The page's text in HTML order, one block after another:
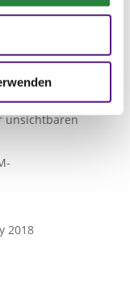
bleibt
Spärlich!
unsichtbaren
2018